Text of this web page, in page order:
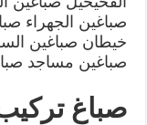
صباغين الجهراء
خيطان صباغين
صباغين مساجد
صباغ